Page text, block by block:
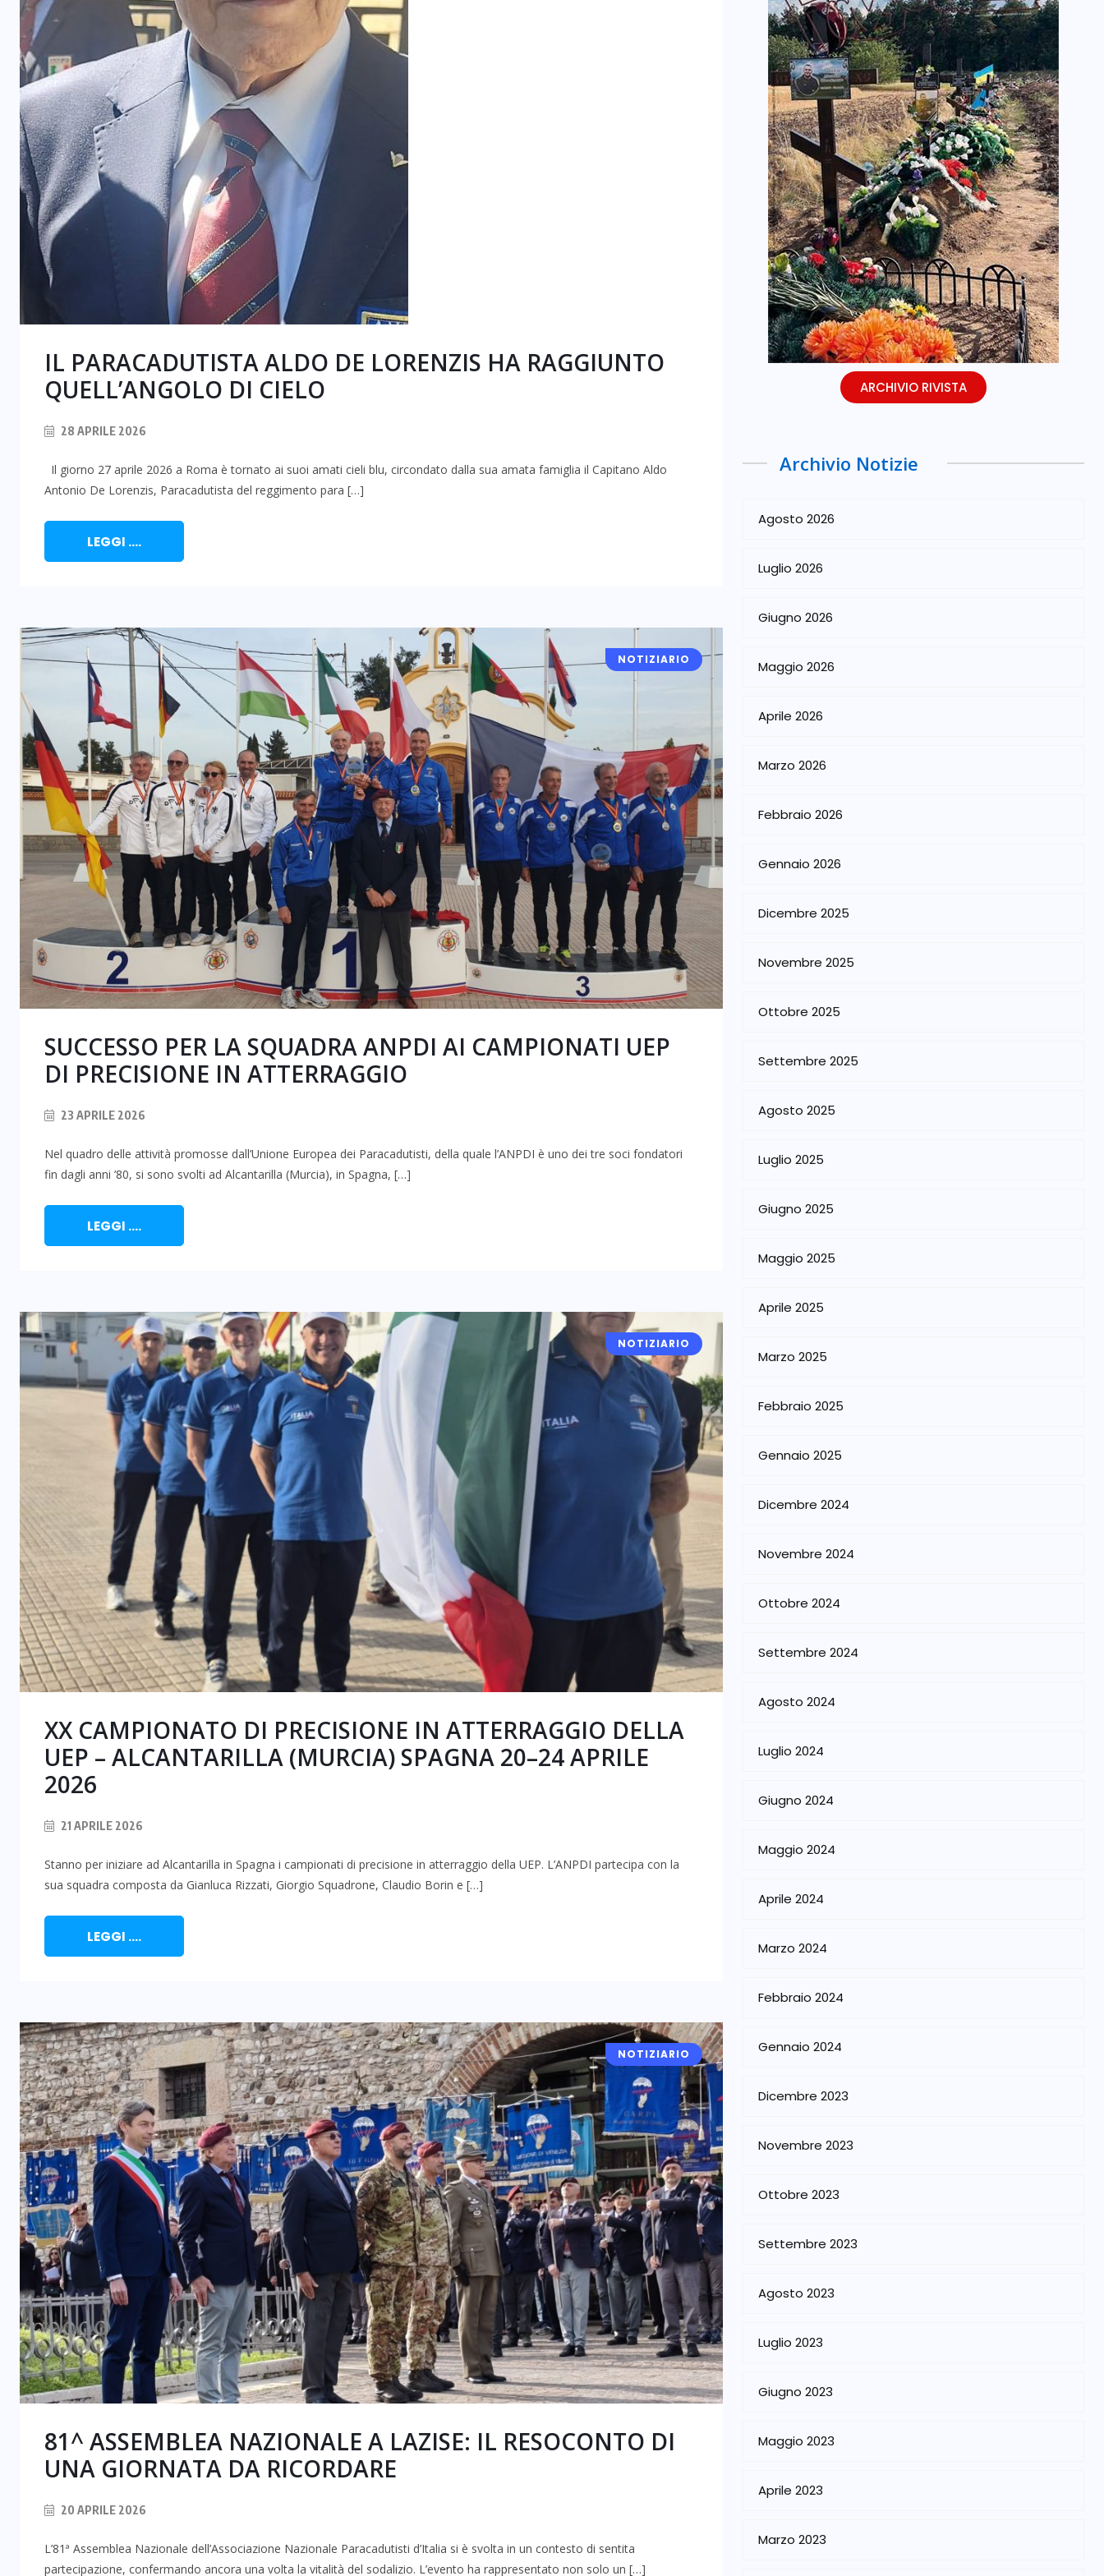
IL PARACADUTISTA ALDO DE LORENZIS HA RAGGIUNTO
QUELL’ANGOLO DI CIELO
28 APRILE 2026
Il giorno 27 aprile 2026 a Roma è tornato ai suoi amati cieli blu, circondato dalla sua amata famiglia il Capitano Aldo
Antonio De Lorenzis, Paracadutista del reggimento para […]
LEGGI ....
NOTIZIARIO
SUCCESSO PER LA SQUADRA ANPDI AI CAMPIONATI UEP
DI PRECISIONE IN ATTERRAGGIO
23 APRILE 2026
Nel quadro delle attività promosse dall’Unione Europea dei Paracadutisti, della quale l’ANPDI è uno dei tre soci fondatori
fin dagli anni ’80, si sono svolti ad Alcantarilla (Murcia), in Spagna, […]
LEGGI ....
NOTIZIARIO
XX CAMPIONATO DI PRECISIONE IN ATTERRAGGIO DELLA
UEP – ALCANTARILLA (MURCIA) SPAGNA 20–24 APRILE
2026
21 APRILE 2026
Stanno per iniziare ad Alcantarilla in Spagna i campionati di precisione in atterraggio della UEP. L’ANPDI partecipa con la
sua squadra composta da Gianluca Rizzati, Giorgio Squadrone, Claudio Borin e […]
LEGGI ....
NOTIZIARIO
81^ ASSEMBLEA NAZIONALE A LAZISE: IL RESOCONTO DI
UNA GIORNATA DA RICORDARE
20 APRILE 2026
L’81ª Assemblea Nazionale dell’Associazione Nazionale Paracadutisti d’Italia si è svolta in un contesto di sentita
partecipazione, confermando ancora una volta la vitalità del sodalizio. L’evento ha rappresentato non solo un […]
ARCHIVIO RIVISTA
Archivio Notizie
Agosto 2026
Luglio 2026
Giugno 2026
Maggio 2026
Aprile 2026
Marzo 2026
Febbraio 2026
Gennaio 2026
Dicembre 2025
Novembre 2025
Ottobre 2025
Settembre 2025
Agosto 2025
Luglio 2025
Giugno 2025
Maggio 2025
Aprile 2025
Marzo 2025
Febbraio 2025
Gennaio 2025
Dicembre 2024
Novembre 2024
Ottobre 2024
Settembre 2024
Agosto 2024
Luglio 2024
Giugno 2024
Maggio 2024
Aprile 2024
Marzo 2024
Febbraio 2024
Gennaio 2024
Dicembre 2023
Novembre 2023
Ottobre 2023
Settembre 2023
Agosto 2023
Luglio 2023
Giugno 2023
Maggio 2023
Aprile 2023
Marzo 2023